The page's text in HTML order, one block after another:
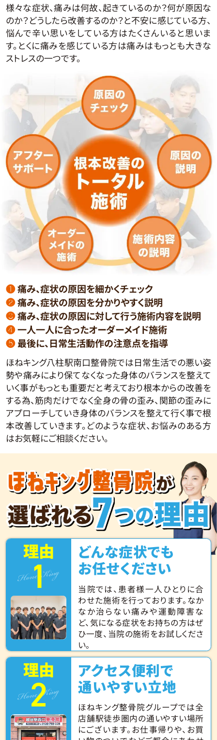
様々な症状、痛みは何故、起きているのか？何が原因な
のか？どうしたら改善するのか？と不安に感じている方、
悩んで辛い思いをしている方はたくさんいると思いま
す。とくに痛みを感じている方は痛みはもっとも大きな
ストレスの一つです。
❶痛み、症状の原因を細かくチェック
❷痛み、症状の原因を分かりやすく説明
❸痛み、症状の原因に対して行う施術内容を説明
❹一人一人に合ったオーダーメイド施術
❺最後に、日常生活動作の注意点を指導
ほねキング八柱駅南口整骨院では日常生活での悪い姿
勢や痛みにより保てなくなった身体のバランスを整えて
いく事がもっとも重要だと考えており根本からの改善を
する為、筋肉だけでなく全身の骨の歪み、関節の歪みに
アプローチしていき身体のバランスを整えて行く事で根
本改善していきます。どのような症状、お悩みのある方
はお気軽にご相談ください。
理由
1
Hone King
どんな症状でも
お任せください
当院では、患者様一人ひとりに合
わせた施術を行っております。なか
なか治らない痛みや運動障害な
ど、気になる症状をお持ちの方はぜ
ひ一度、当院の施術をお試しくださ
い。
理由
2
Hone King
アクセス便利で
通いやすい立地
ほねキング整骨院グループでは全
店舗駅徒歩圏内の通いやすい場所
にございます。お仕事帰りや、お買